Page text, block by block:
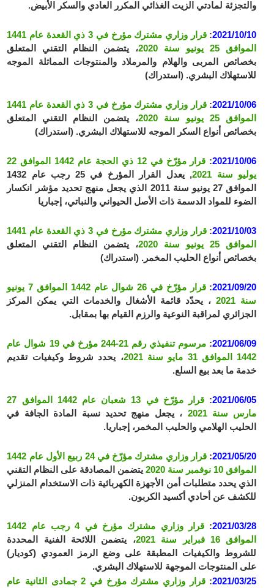
والتجزئة لمادتي الزيت الغذائي المكرر العادي والسكر الأبيض.
2021/10/10
:
قرار وزاري مشترك مؤرخ في 3 ذي القعدة عام 1441
الموافق 25 يونيو سنة 2020
، يتضمن النظام التقني المتعلق
بخصائص المربى والهلام والمرملاد والمنتوجات المماثلة الموجه
للاستهلاك البشري. (استدراك)
2021/10/06
:
قرار وزاري مشترك مؤرخ في 3 ذي القعدة عام 1441
الموافق 25 يونيو سنة 2020
، يتضمن النظام التقني المتعلق
بخصائص أنواع السكر الموجه للاستهلاك البشري. (استدراك)
2021/10/06
:
قرار مؤرّخ في 12 ذي الحجة عام 1442 الموافق 22
يوليو سنة 2021
, يعدل القرار المؤرخ في 25 رجب عام 1432
الموافق 27 يونيو سنة 2011 الذي يجعل منهج تحديد مؤشر انكسار
الضوء للمواد الدسمة ذات الأصل الحيواني والنباتي، إجباريا
2021/10/03
:
قرار وزاري مشترك مؤرخ في 3 ذي القعدة عام 1441
الموافق 25 يونيو سنة 2020
، يتضمن النظام التقني المتعلق
بخصائص أنواع الحليب المخمر. (استدراك)
2021/09/20
:
قرار مؤرّخ في 26 شوال عام 1442 الموافق 7 يونيو
سنة 2021
، يحدّد قائمة الأشغال والخدمات التي يمكن المركز
الجزائري لمراقبة النوعية والرزم القيام بها بمقابل.
2021/06/09
:
مرسوم تنفيذي رقم 21-244 مؤرخ في 19 شوال عام
1442 الموافق 31 مايو سنة 2021
، يحدد شروط وكيفيات تقديم
خدمة ما بعد بيع السلع.
2021/06/05
:
قرار مؤرّخ في 13 شعبان عام 1442 الموافق 27
مارس سنة 2021
، يجعل منهج تحديد نسبة المادة الجافة في
الحليب الهلامي والحليب المخمر، إجباريا.
2021/05/20
:
قرار وزاري مشترك مؤرّخ في 24 ربيع الأول عام 1442
الموافق 10 نوفمبر سنة 2020
يتضمن المصادقة على النظام التقني
الذي يحدد متطلبات أمن الأجهزة الكهربائية ذات الاستخدام المنزلي
للكشف عن أحادي أكسيد الكربون.
2021/03/28
:
قرار وزاري مشترك مؤرخ في 4 رجب عام 1442
الموافق 16 فبراير سنة 2021
، يتضمن اللائحة الفنية المحددة
للشروط والكيفيات المطبقة على وضع الرمز العمودي (كوديار)
على المنتوجات الموجهة للاستهلاك البشري.
2021/03/25
:
قرار وزاري مشترك مؤرخ في 2 جمادى الثانية عام